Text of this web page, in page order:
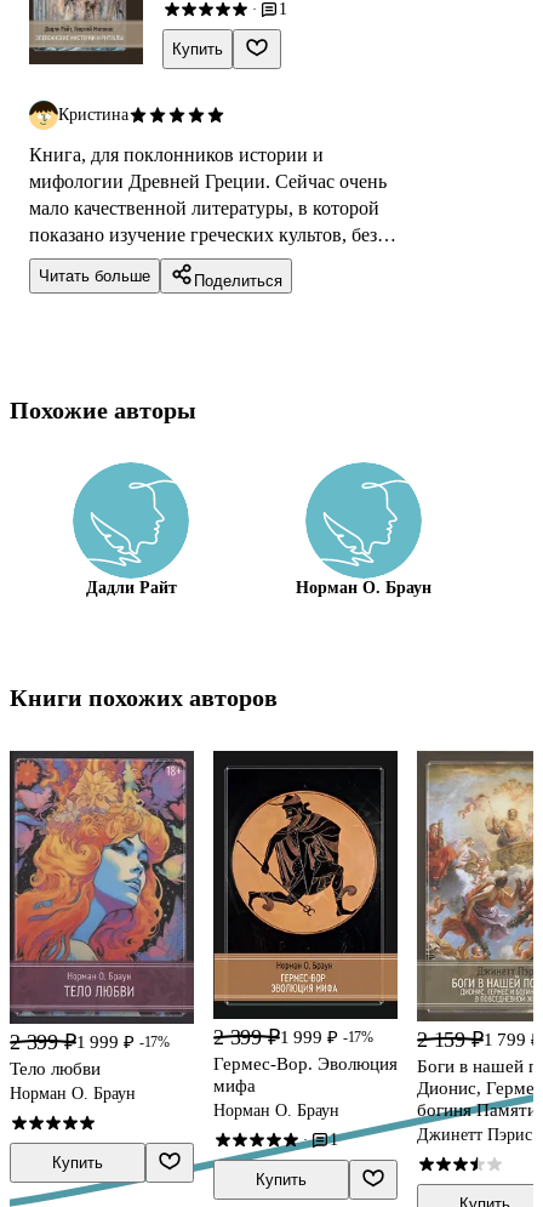
· 1
Купить
Кристина
Книга, для поклонников истории и
мифологии Древней Греции. Сейчас очень
мало качественной литературы, в которой
показано изучение греческих культов, без
ухода в эзотерику. Это именно научный
взгляд на...
Читать больше Поделиться
Похожие авторы
Дадли Райт Норман О. Браун
Книги похожих авторов
2 399 ₽1 999 ₽ -17%
Тело любви
Норман О. Браун
Купить
2 399 ₽1 999 ₽ -17%
Гермес-Вор. Эволюция
мифа
Норман О. Браун
· 1
Купить
2 159 ₽1 799 ₽
Боги в нашей
Дионис,
богиня Памяти
повседневной
Джинетт Пэрис